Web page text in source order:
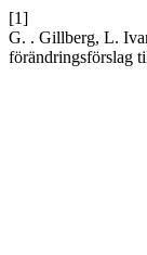
[1]
G. . Gillberg, L.
förändringsförslag